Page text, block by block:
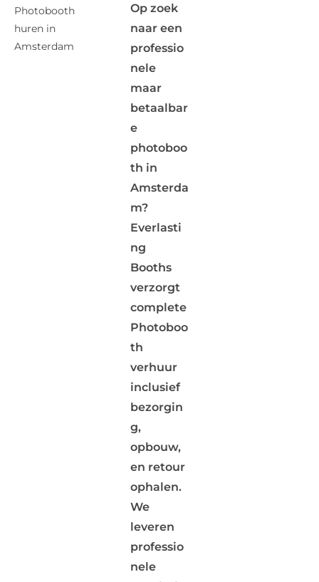
Photobooth
huren in
Amsterdam
Op zoek
naar een
professio
nele
maar
betaalbar
e
photoboo
th in
Amsterda
m?
Everlasti
ng
Booths
verzorgt
complete
Photoboo
th
verhuur
inclusief
bezorgin
g,
opbouw,
en retour
ophalen.
We
leveren
professio
nele